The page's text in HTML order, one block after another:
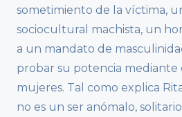
sometimiento de la víctima,
sociocultural machista, un
a un mandato de
probar su potencia mediante
mujeres. Tal como explica
no es un ser anómalo,